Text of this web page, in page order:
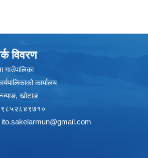
विवरण
गाउँपालिका
कार्यालय
खाेटाङ
९८५२८४९७१०
ito.sakelarmun@gmail.com